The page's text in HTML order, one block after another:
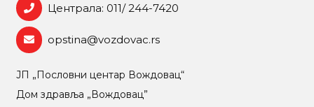
Централа: 011/ 244-7420
opstina@vozdovac.rs
ЈП „Пословни центар Вождовац“
Дом здравља „Вождовац”